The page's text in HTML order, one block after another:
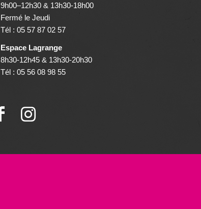
9h00–12h30 & 13h30-18h00
Fermé le Jeudi
Tél : 05 57 87 02 57
Espace Lagrange
8h30-12h45 & 13h30-20h30
Tél : 05 56 08 98 55